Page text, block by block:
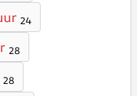
24
28
28